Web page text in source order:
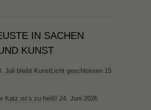
IN SACHEN
KUNST
Juli bleibt KunstLicht geschlossen 15.
Katz ist’s zu heiß! 24. Juni 2026